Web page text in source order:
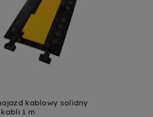
kablowy solidny
1 m